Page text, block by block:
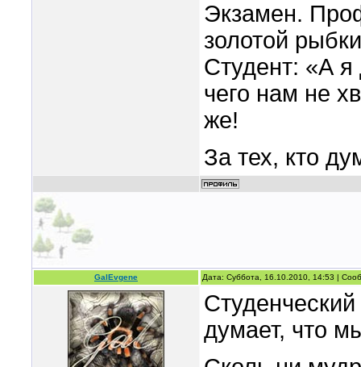
Экзамен.
золотой
Студент: «А я
чего нам не
же!
За тех, кто
GalEvgene Дата: Суббота, 16.10.2010, 14:53 |
Студенческий
думает, что